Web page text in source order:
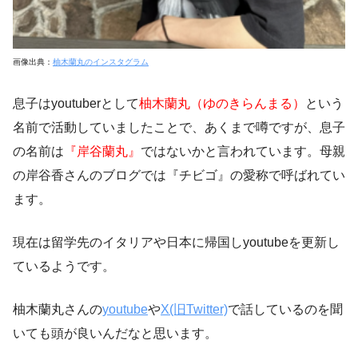
画像出典： 柚木蘭丸のインスタグラム
息子はyoutuberとして柚木蘭丸（ゆのきらんまる）
という
名前で活動していましたことで、あくまで噂ですが、息子
の名前は 『岸谷蘭丸』 ではないかと言われています。母親
の岸谷香さんのブログでは『チビゴ』の愛称で呼ばれてい
ます。
現在は留学先のイタリアや日本に帰国しyoutubeを更新し
ているようです。
柚木蘭丸さんのyoutubeやX(旧Twitter)で話しているのを聞
いても頭が良いんだなと思います。